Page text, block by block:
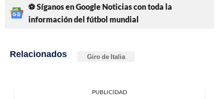
⚽ Síganos en Google Noticias con toda la
información del fútbol mundial
Relacionados Giro de Italia
PUBLICIDAD